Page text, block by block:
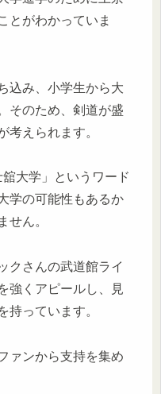
とがわかっていま
込み、小学生から大
そのため、剣道が盛
考えられます。
大学」というワード
学の可能性もあるか
せん。
クさんの武道館ライ
強くアピールし、見
持っています。
ァンから支持を集め